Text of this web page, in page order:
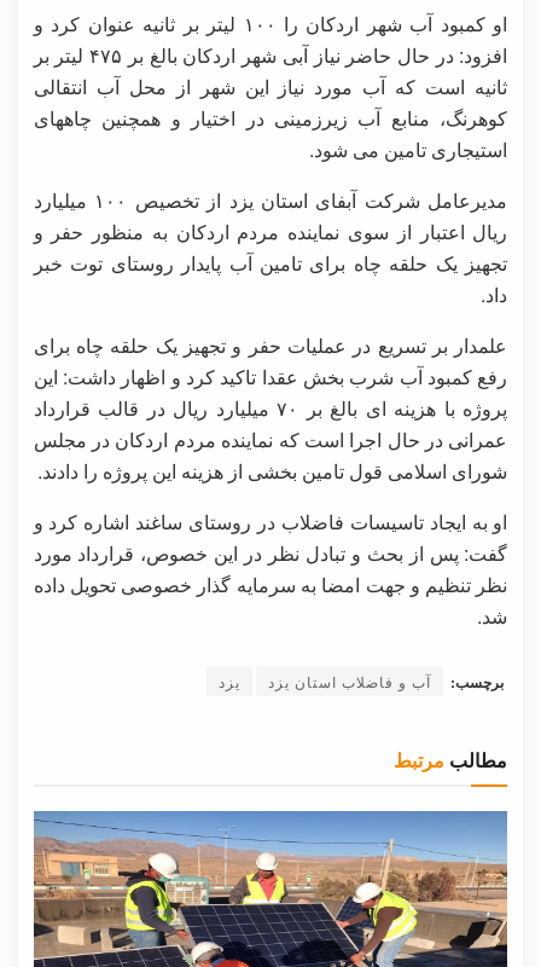
او کمبود آب شهر اردکان را ۱۰۰ لیتر بر ثانیه عنوان کرد و
افزود: در حال حاضر نیاز آبی شهر اردکان بالغ بر ۴۷۵ لیتر بر
ثانیه است که آب مورد نیاز این شهر از محل آب انتقالی
کوهرنگ، منابع آب زیرزمینی در اختیار و همچنین چاههای
استیجاری تامین می شود.
مدیرعامل شرکت آبفای استان یزد از تخصیص ۱۰۰ میلیارد
ریال اعتبار از سوی نماینده مردم اردکان به منظور حفر و
تجهیز یک حلقه چاه برای تامین آب پایدار روستای توت خبر
داد.
علمدار بر تسریع در عملیات حفر و تجهیز یک حلقه چاه برای
رفع کمبود آب شرب بخش عقدا تاکید کرد و اظهار داشت: این
پروژه با هزینه ای بالغ بر ۷۰ میلیارد ریال در قالب قرارداد
عمرانی در حال اجرا است که نماینده مردم اردکان در مجلس
شورای اسلامی قول تامین بخشی از هزینه این پروژه را دادند.
او به ایجاد تاسیسات فاضلاب در روستای ساغند اشاره کرد و
گفت: پس از بحث و تبادل نظر در این خصوص، قرارداد مورد
نظر تنظیم و جهت امضا به سرمایه گذار خصوصی تحویل داده
شد.
برچسب: آب و فاضلاب استان یزد یزد
مطالب مرتبط